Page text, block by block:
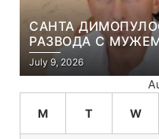
САНТА
РАЗВОДА С
July 9, 2026
M T W